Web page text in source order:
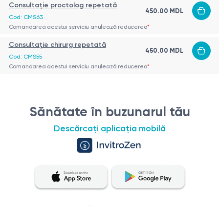
Consultație proctolog repetată
Cod: CMS63
450.00 MDL
Comandarea acestui serviciu anulează reducerea*
Consultație chirurg repetată
Cod: CMS55
450.00 MDL
Comandarea acestui serviciu anulează reducerea*
Sănătate în buzunarul tău
Descărcați aplicația mobilă